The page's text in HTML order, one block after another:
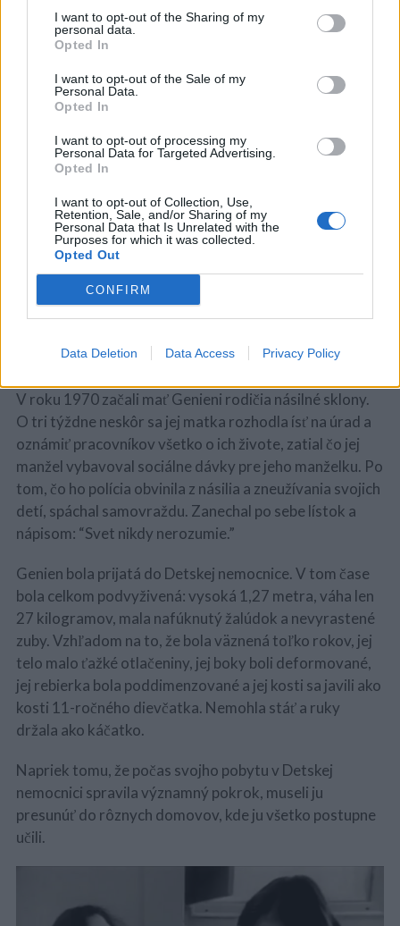
I want to opt-out of the Sharing of my
personal data.
Opted In
I want to opt-out of the Sale of my
Personal Data.
Opted In
I want to opt-out of processing my
Personal Data for Targeted Advertising.
Opted In
I want to opt-out of Collection, Use,
Retention, Sale, and/or Sharing of my
Personal Data that Is Unrelated with the
Purposes for which it was collected.
Opted Out
CONFIRM
Data Deletion Data Access Privacy Policy
bola náchylná na ublíženie samej seba vždy, keď sa cítila
nahnevaná alebo frustrovaná. Hoci jej zrak bol dobrý,
nemohla zamerať svoje videnie na objekty, ktoré boli
vzdialené viac ako desať stôp, maximálna vzdialenosť v
jej izbe.
V roku 1970 začali mať Genieni rodičia násilné sklony.
O tri týždne neskôr sa jej matka rozhodla ísť na úrad a
oznámiť pracovníkov všetko o ich živote, zatial čo jej
manžel vybavoval sociálne dávky pre jeho manželku. Po
tom, čo ho polícia obvinila z násilia a zneužívania svojich
detí, spáchal samovraždu. Zanechal po sebe lístok a
nápisom: “Svet nikdy nerozumie.”
Genien bola prijatá do Detskej nemocnice. V tom čase
bola celkom podvyživená: vysoká 1,27 metra, váha len
27 kilogramov, mala nafúknutý žalúdok a nevyrastené
zuby. Vzhľadom na to, že bola väznená toľko rokov, jej
telo malo ťažké otlačeniny, jej boky boli deformované,
jej rebierka bola poddimenzované a jej kosti sa javili ako
kosti 11-ročného dievčatka. Nemohla stáť a ruky
držala ako káčatko.
Napriek tomu, že počas svojho pobytu v Detskej
nemocnici spravila významný pokrok, museli ju
presunúť do rôznych domovov, kde ju všetko postupne
učili.